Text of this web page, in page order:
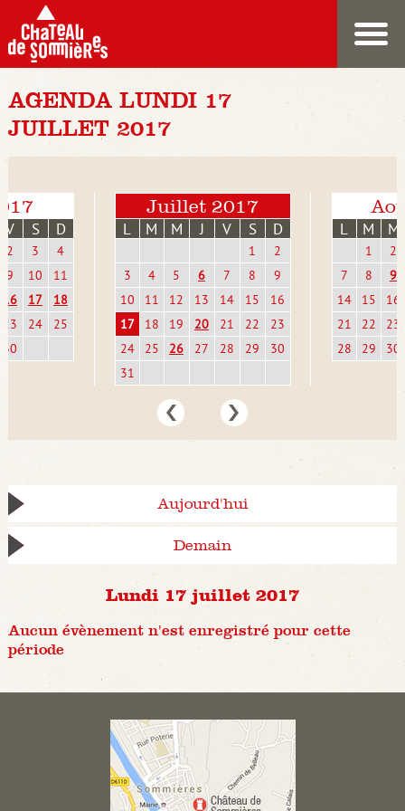
AGENDA LUNDI 17
JUILLET 2017
V S D
2 3
4
9
10
11
16
17
18
23
24
25
30
Juillet 2017
L M M J V S D
1
2
3
4 5 6 7 8
9
10
11 12 13 14 15
16
17
18 19 20 21 22
23
24
25 26 27 28 29
30
31
L M M
1
2
7
8
9
14
15
16
21
22
23
28
29 30
Aujourd'hui
Demain
Lundi 17 juillet 2017
Aucun évènement n'est enregistré pour cette
période